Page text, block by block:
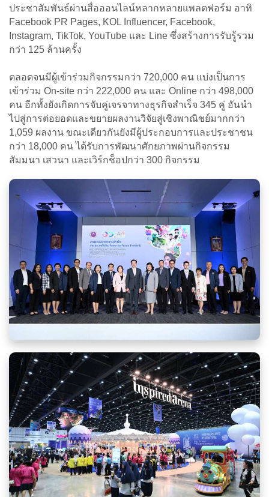
ประชาสัมพันธ์ผ่านสื่อออนไลน์หลากหลายแพลตฟอร์ม อาทิ
Facebook PR Pages, KOL Influencer, Facebook,
Instagram, TikTok, YouTube และ Line ซึ่งสร้างการรับรู้รวม
กว่า 125 ล้านครั้ง
ตลอดจนมีผู้เข้าร่วมกิจกรรมกว่า 720,000 คน แบ่งเป็นการ
เข้าร่วม On-site กว่า 222,000 คน และ Online กว่า 498,000
คน อีกทั้งยังเกิดการจับคู่เจรจาทางธุรกิจสำเร็จ 345 คู่ อันนำ
ไปสู่การต่อยอดและขยายผลงานวิจัยสู่เชิงพาณิชย์มากกว่า
1,059 ผลงาน ขณะเดียวกันยังมีผู้ประกอบการและประชาชน
กว่า 18,000 คน ได้รับการพัฒนาศักยภาพผ่านกิจกรรม
สัมมนา เสวนา และเวิร์กช็อปกว่า 300 กิจกรรม